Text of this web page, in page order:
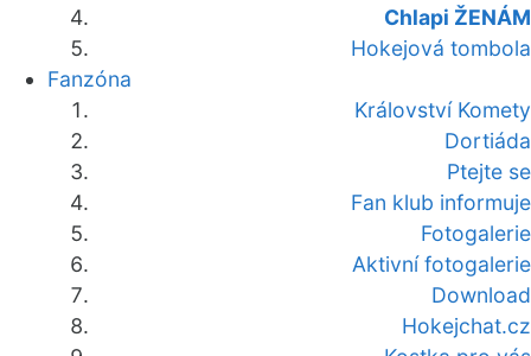
Chlapi ŽENÁM
Hokejová tombola
Fanzóna
Království Komety
Dortiáda
Ptejte se
Fan klub informuje
Fotogalerie
Aktivní fotogalerie
Download
Hokejchat.cz